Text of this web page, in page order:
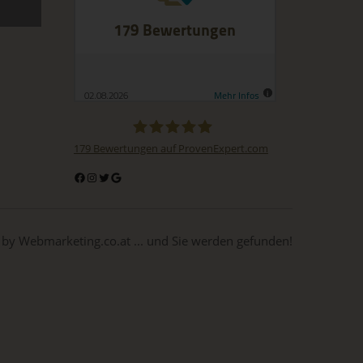
179 Bewertungen auf ProvenExpert.com
Webmarketing.co.at ... und Sie werden gefunden!